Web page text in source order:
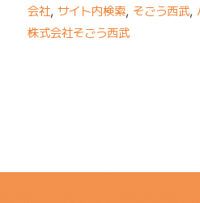
会社, サイト内検索, そごう西武,
株式会社そごう西武